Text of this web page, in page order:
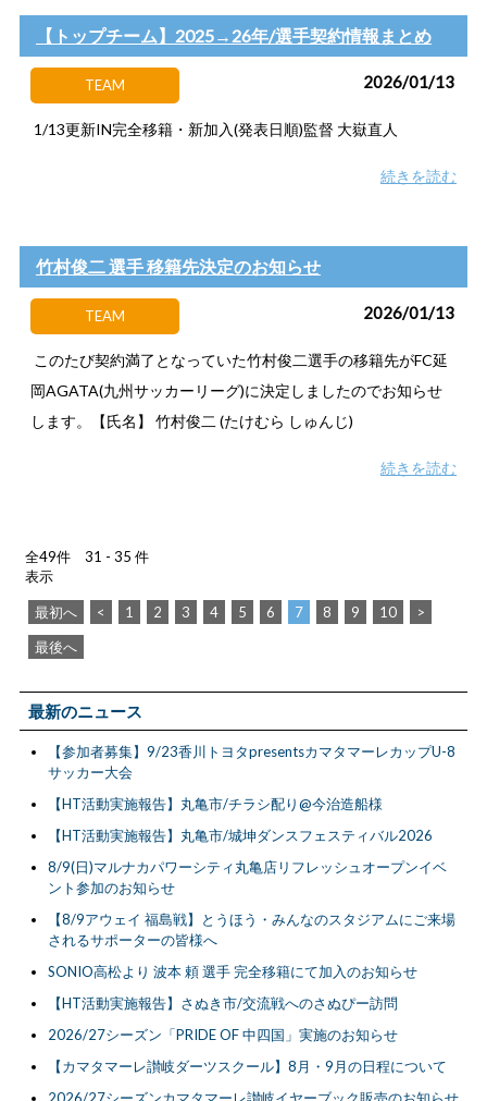
【トップチーム】2025→26年/選手契約情報まとめ
TEAM 2026/01/13
1/13更新IN完全移籍・新加入(発表日順)監督 大嶽直人
続きを読む
竹村俊二 選手 移籍先決定のお知らせ
TEAM 2026/01/13
このたび契約満了となっていた竹村俊二選手の移籍先がFC延
岡AGATA(九州サッカーリーグ)に決定しましたのでお知らせ
します。【氏名】 竹村俊二 (たけむら しゅんじ)
続きを読む
全49件 31 - 35 件
表示
最初へ < 1 2 3 4 5 6 7 8 9 10
>
最後へ
最新のニュース
【参加者募集】9/23香川トヨタpresentsカマタマーレカップU-8
サッカー大会
【HT活動実施報告】丸亀市/チラシ配り@今治造船様
【HT活動実施報告】丸亀市/城坤ダンスフェスティバル2026
8/9(日)マルナカパワーシティ丸亀店リフレッシュオープンイベ
ント参加のお知らせ
【8/9アウェイ 福島戦】とうほう・みんなのスタジアムにご来場
されるサポーターの皆様へ
SONIO高松より 波本 頼 選手 完全移籍にて加入のお知らせ
【HT活動実施報告】さぬき市/交流戦へのさぬぴー訪問
2026/27シーズン「PRIDE OF 中四国」実施のお知らせ
【カマタマーレ讃岐ダーツスクール】8月・9月の日程について